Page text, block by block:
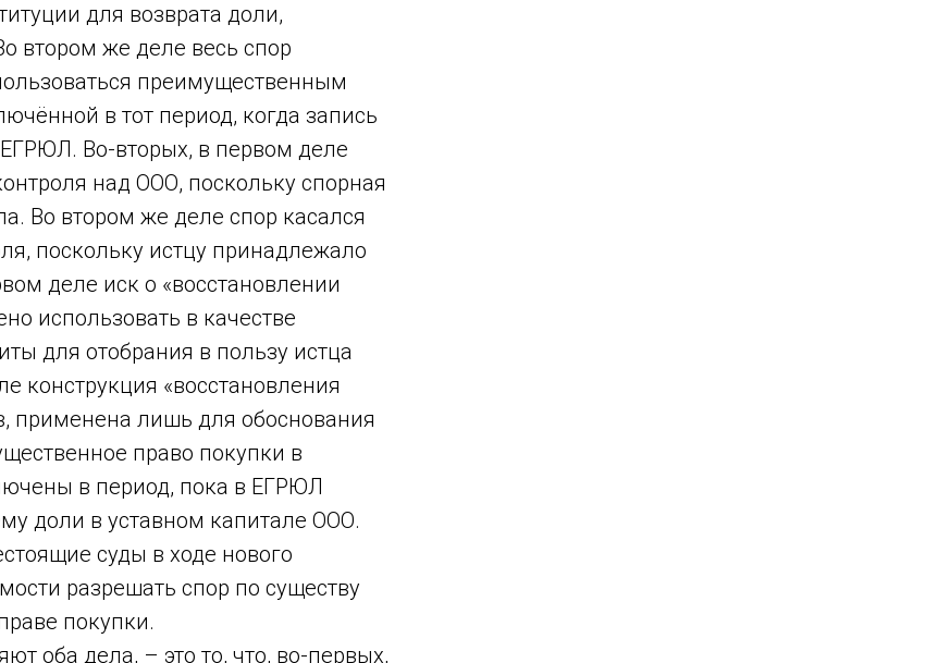
для возврата доли,
втором же деле весь спор
преимущественным
в тот период, когда запись
Во-вторых, в первом деле
над ООО, поскольку спорная
Во втором же деле спор касался
поскольку истцу принадлежало
деле иск о «восстановлении
использовать в качестве
для отобрания в пользу истца
конструкция «восстановления
применена лишь для обоснования
право покупки в
в период, пока в ЕГРЮЛ
доли в уставном капитале ООО.
суды в ходе нового
разрешать спор по существу
покупки.
оба дела, – это то, что, во-первых,